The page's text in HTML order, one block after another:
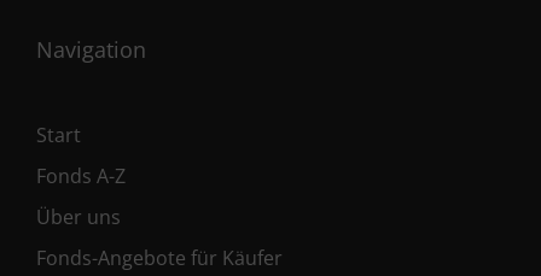
Navigation
Start
Fonds A-Z
Über uns
Fonds-Angebote für Käufer